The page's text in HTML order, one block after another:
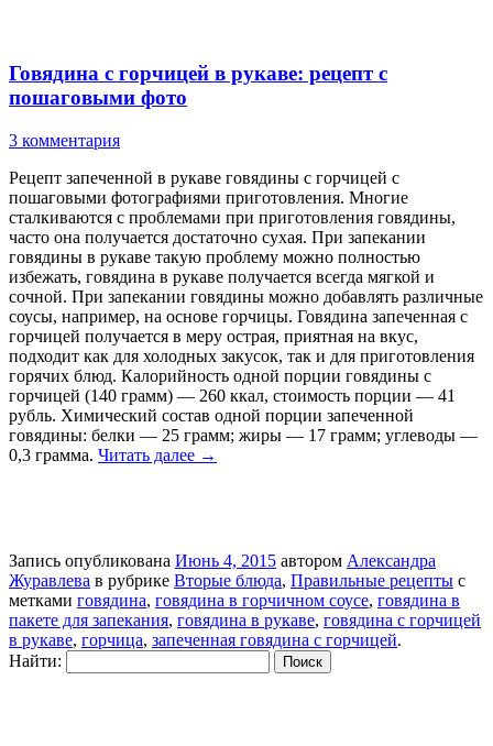
Говядина с горчицей в рукаве: рецепт с
пошаговыми фото
3 комментария
Рецепт запеченной в рукаве говядины с горчицей с
пошаговыми фотографиями приготовления. Многие
сталкиваются с проблемами при приготовления говядины,
часто она получается достаточно сухая. При запекании
говядины в рукаве такую проблему можно полностью
избежать, говядина в рукаве получается всегда мягкой и
сочной. При запекании говядины можно добавлять различные
соусы, например, на основе горчицы. Говядина запеченная с
горчицей получается в меру острая, приятная на вкус,
подходит как для холодных закусок, так и для приготовления
горячих блюд. Калорийность одной порции говядины с
горчицей (140 грамм) — 260 ккал, стоимость порции — 41
рубль. Химический состав одной порции запеченной
говядины: белки — 25 грамм; жиры — 17 грамм; углеводы —
0,3 грамма. Читать далее →
Запись опубликована Июнь 4, 2015 автором Александра
Журавлева в рубрике Вторые блюда, Правильные рецепты с
метками говядина, говядина в горчичном соусе, говядина в
пакете для запекания, говядина в рукаве, говядина с горчицей
в рукаве, горчица, запеченная говядина с горчицей.
Найти: